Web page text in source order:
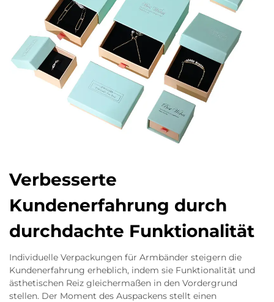
Verbesserte
Kundenerfahrung durch
durchdachte Funktionalität
Individuelle Verpackungen für Armbänder steigern die
Kundenerfahrung erheblich, indem sie Funktionalität und
ästhetischen Reiz gleichermaßen in den Vordergrund
stellen. Der Moment des Auspackens stellt einen